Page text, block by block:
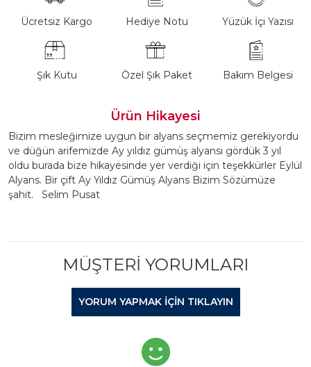
Ücretsiz Kargo Hediye Notu Yüzük İçi Yazısı
Şık Kutu Özel Şık Paket Bakım Belgesi
Ürün Hikayesi
Bizim mesleğimize uygun bir alyans seçmemiz gerekiyordu
ve düğün arifemizde Ay yıldız gümüş alyansı gördük 3 yıl
oldu burada bize hikayesinde yer verdiği için teşekkürler Eylül
Alyans. Bir çift Ay Yıldız Gümüş Alyans Bizim Sözümüze
şahit. Selim Pusat
MÜŞTERI YORUMLARI
YORUM YAPMAK IÇIN TIKLAYIN